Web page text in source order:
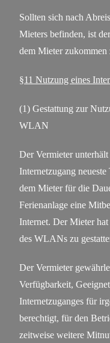
Sollten sich nach
Mieters befinden, ist
dem Mieter zukommen
§11 Nutzung eines
(1) Gestattung zur
WLAN
Der Vermieter
Internetzugang
dem Mieter für die
Ferienanlage eine
Internet. Der Mieter
des WLANs zu
Der Vermieter
Verfügbarkeit,
Internetzuganges für
berechtigt, für den
zeitweise weitere